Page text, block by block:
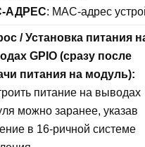
АДРЕС: MAC-адрес
/ Установка питания
GPIO (сразу после
питания на модуль):
питание на выводах
можно заранее, указав
в 16-ричной системе